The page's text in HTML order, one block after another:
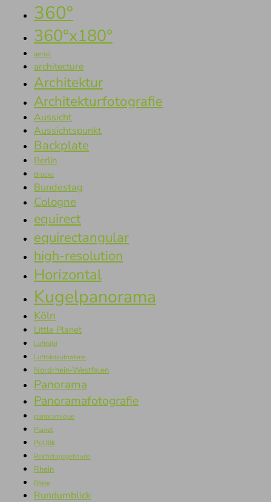
360°
360°x180°
aerial
architecture
Architektur
Architekturfotografie
Aussicht
Aussichtspunkt
Backplate
Berlin
Brücke
Bundestag
Cologne
equirect
equirectangular
high-resolution
Horizontal
Kugelpanorama
Köln
Little Planet
Luftbild
Luftbildaufnahme
Nordrhein-Westfalen
Panorama
Panoramafotografie
panoramique
Planet
Politik
Reichstagsgebäude
Rhein
Rhine
Rundumblick